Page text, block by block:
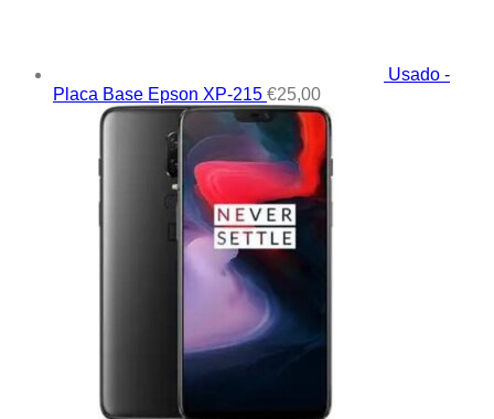
Usado -
Placa Base Epson XP-215 €25,00